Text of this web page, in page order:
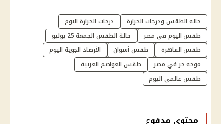
حالة الطقس ودرجات الحرارة
درجات الحرارة اليوم
طقس اليوم في مصر
حالة الطقس الجمعة 25 يوليو
طقس القاهرة
طقس أسوان
الأرصاد الجوية اليوم
موجة حر في مصر
طقس العواصم العربية
طقس عالمي اليوم
محتوى مدفوع